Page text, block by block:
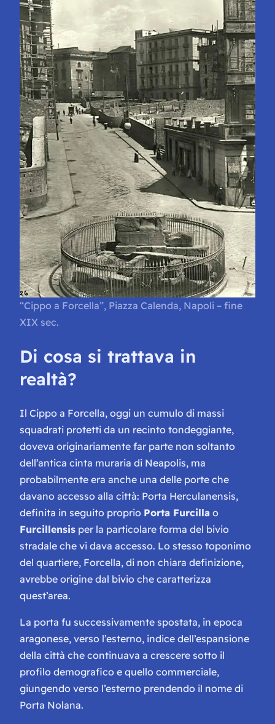
“Cippo a Forcella”, Piazza Calenda, Napoli – fine
XIX sec.
Di cosa si trattava in
realtà?
Il Cippo a Forcella, oggi un cumulo di massi
squadrati protetti da un recinto tondeggiante,
doveva originariamente far parte non soltanto
dell’antica cinta muraria di Neapolis, ma
probabilmente era anche una delle porte che
davano accesso alla città: Porta Herculanensis,
definita in seguito proprio Porta Furcilla o
Furcillensis per la particolare forma del bivio
stradale che vi dava accesso. Lo stesso toponimo
del quartiere, Forcella, di non chiara definizione,
avrebbe origine dal bivio che caratterizza
quest’area.
La porta fu successivamente spostata, in epoca
aragonese, verso l’esterno, indice dell’espansione
della città che continuava a crescere sotto il
profilo demografico e quello commerciale,
giungendo verso l’esterno prendendo il nome di
Porta Nolana.